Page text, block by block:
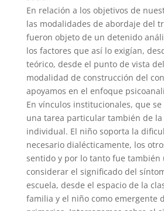
En relación a los objetivos de
las modalidades de abordaje del
fueron objeto de un detenido
los factores que así lo exigían,
teórico, desde el punto de vista
modalidad de construcción del
apoyamos en el enfoque
En vínculos institucionales, que
una tarea particular también de
individual. El niño soporta la
necesario dialécticamente, los
sentido y por lo tanto fue también
considerar el significado del
escuela, desde el espacio de la
familia y el niño como emergente